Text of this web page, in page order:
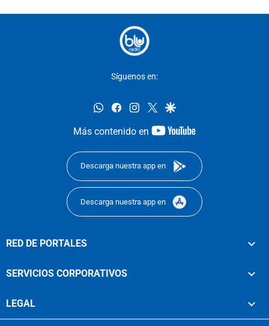
Síguenos en:
whatsappfacebookinstagram
twittergoogle
Más contenido en
youtube-
Descarga nuestra app en
Descarga nuestra app en
RED DE PORTALES
SERVICIOS CORPORATIVOS
LEGAL